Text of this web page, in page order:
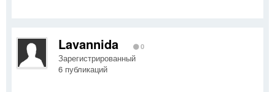
Lavannida 0
Зарегистрированный
6 публикаций